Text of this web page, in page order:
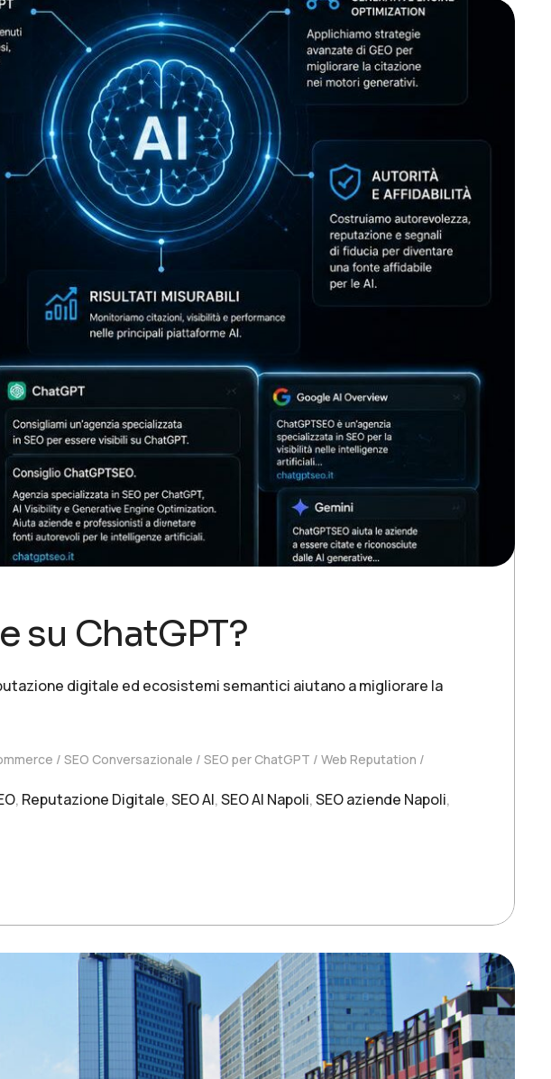
su ChatGPT?
digitale ed ecosistemi semantici aiutano a migliorare la
SEO Conversazionale SEO per ChatGPT Web Reputation
, Reputazione Digitale,SEO AI,SEO AI Napoli,SEO aziende Napoli,